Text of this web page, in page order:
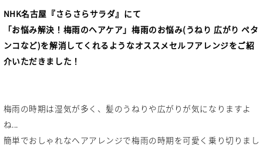
NHK名古屋『さらさらサラダ』にて
「お悩み解決！梅雨のヘアケア」梅雨のお悩み(うねり 広がり ペタ
ンコなど)を解消してくれるようなオススメセルフアレンジをご紹
介いただきました！
梅雨の時期は湿気が多く、髪のうねりや広がりが気になりますよ
ね...
簡単でおしゃれなヘアアレンジで梅雨の時期を可愛く乗り切りまし